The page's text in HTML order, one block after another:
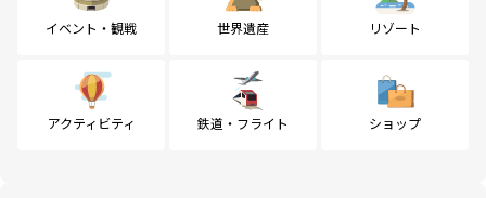
イベント・観戦 世界遺産 リゾート
アクティビティ 鉄道・フライト ショップ